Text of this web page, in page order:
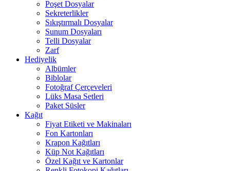
Poşet Dosyalar
Sekreterlikler
Sıkıştırmalı Dosyalar
Sunum Dosyaları
Telli Dosyalar
Zarf
Hediyelik
Albümler
Biblolar
Fotoğraf Çerçeveleri
Lüks Masa Setleri
Paket Süsler
Kağıt
Fiyat Etiketi ve Makinaları
Fon Kartonları
Krapon Kağıtları
Küp Not Kağıtları
Özel Kağıt ve Kartonlar